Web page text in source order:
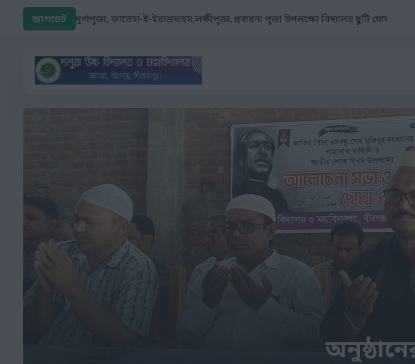
আপডেট
দূর্গাপূজা, ফাতেহা-ই-ইয়াজদাহম,লক্ষীপূজা,প্রবারনা পূজা উপলক্ষ্যে বিদ্যালয় ছুটি ঘোষণা
"আখেরী চাহার সোম্বা" উপলক্ষ্যে আগামী ১৩/০৯/২০২৩ইং রোজ বুধবার প্রতিষ্ঠান ছুটি ঘোষণা